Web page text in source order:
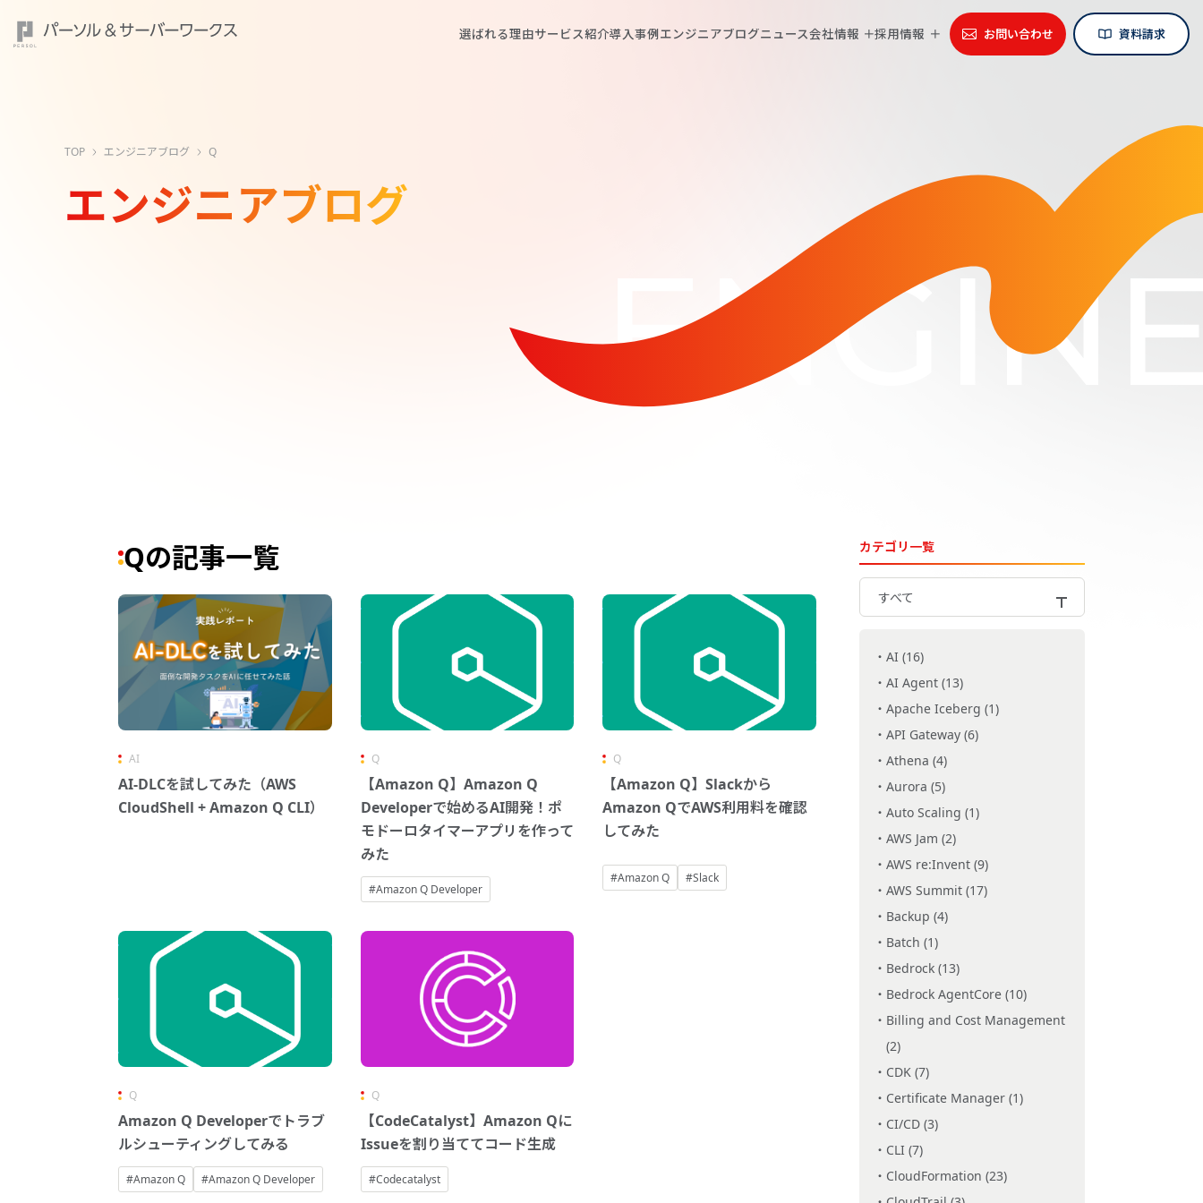
選ばれる理由サービス紹介導入事例エンジニアブログニュース会社情報 採用情報 お問い合わせ 資料請求
TOP エンジニアブログ Q
エンジニアブログ
Qの記事一覧
AI
AI-DLCを試してみた（AWS
CloudShell + Amazon Q CLI）
Q
【Amazon Q】Amazon Q
Developerで始めるAI開発！ポ
モドーロタイマーアプリを作って
みた
#Amazon Q Developer
Q
【Amazon Q】Slackから
Amazon QでAWS利用料を確認
してみた
#Amazon Q #Slack
Q
Amazon Q Developerでトラブ
ルシューティングしてみる
#Amazon Q #Amazon Q Developer
Q
【CodeCatalyst】Amazon Qに
Issueを割り当ててコード生成
#Codecatalyst
カテゴリ一覧
すべて
AI (16)
AI Agent (13)
Apache Iceberg (1)
API Gateway (6)
Athena (4)
Aurora (5)
Auto Scaling (1)
AWS Jam (2)
AWS re:Invent (9)
AWS Summit (17)
Backup (4)
Batch (1)
Bedrock (13)
Bedrock AgentCore (10)
Billing and Cost Management
(2)
CDK (7)
Certificate Manager (1)
CI/CD (3)
CLI (7)
CloudFormation (23)